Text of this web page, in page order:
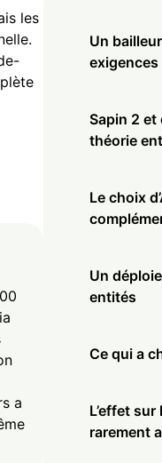
les
a
Un
Sapin 2 et
théorie
Le choix
Un
entités
Ce qui a
L’effet
rarement